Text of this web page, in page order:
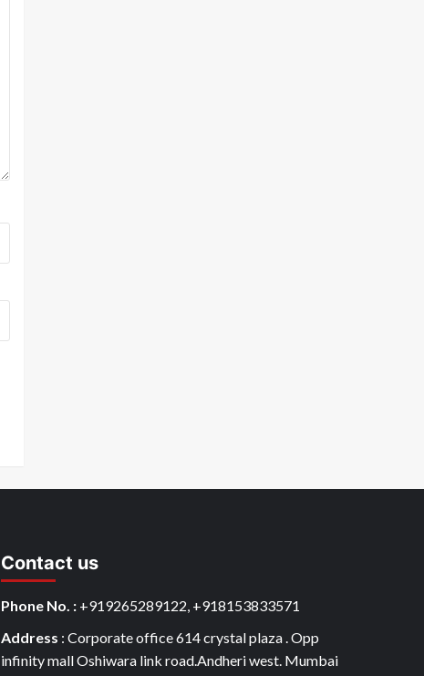
Contact us
Phone No. : +919265289122, +918153833571
Address : Corporate office 614 crystal plaza . Opp
infinity mall Oshiwara link road.Andheri west. Mumbai